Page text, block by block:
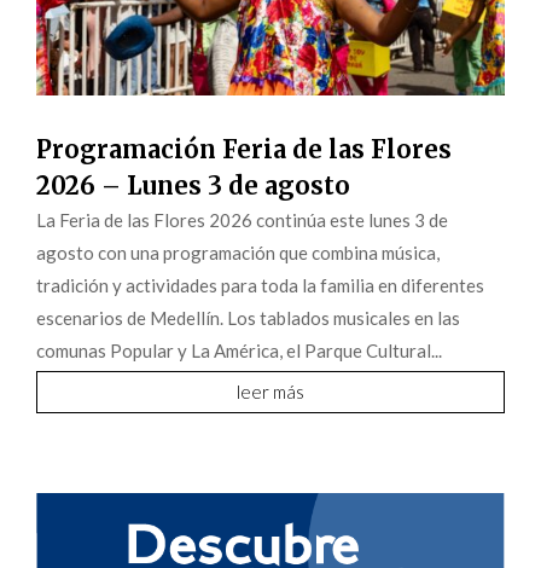
Programación Feria de las Flores
2026 – Lunes 3 de agosto
La Feria de las Flores 2026 continúa este lunes 3 de
agosto con una programación que combina música,
tradición y actividades para toda la familia en diferentes
escenarios de Medellín. Los tablados musicales en las
comunas Popular y La América, el Parque Cultural...
leer más